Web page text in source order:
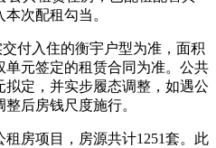
次配租勾当。
入住的衡宇户型为准，面积
元签定的租赁合同为准。公共
定，并实步履态调整，如遇公
后房钱尺度施行。
房项目，房源共计1251套。此